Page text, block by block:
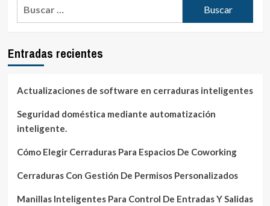
Inteligentes
Cerraduras
App
Entradas recientes
Actualizaciones de software en cerraduras inteligentes
Seguridad doméstica mediante automatización
inteligente.
Cómo Elegir Cerraduras Para Espacios De Coworking
Cerraduras Con Gestión De Permisos Personalizados
Manillas Inteligentes Para Control De Entradas Y Salidas